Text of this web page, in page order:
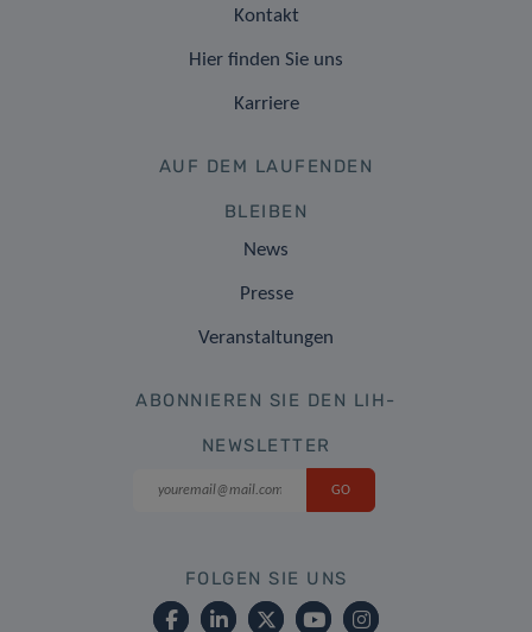
Kontakt
Hier finden Sie uns
Karriere
AUF DEM LAUFENDEN
BLEIBEN
News
Presse
Veranstaltungen
ABONNIEREN SIE DEN LIH-
NEWSLETTER
FOLGEN SIE UNS